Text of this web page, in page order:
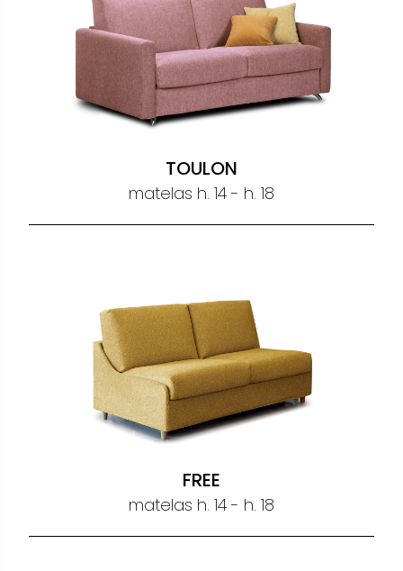
TOULON
matelas h. 14 - h. 18
FREE
matelas h. 14 - h. 18